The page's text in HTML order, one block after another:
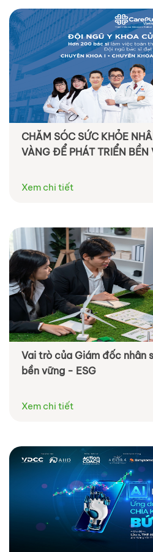
CHĂM SÓC SỨC KHỎE
VÀNG ĐỂ PHÁT TRIỂN BỀN
Xem chi tiết
Vai trò của Giám đốc nhân
bền vững - ESG
Xem chi tiết